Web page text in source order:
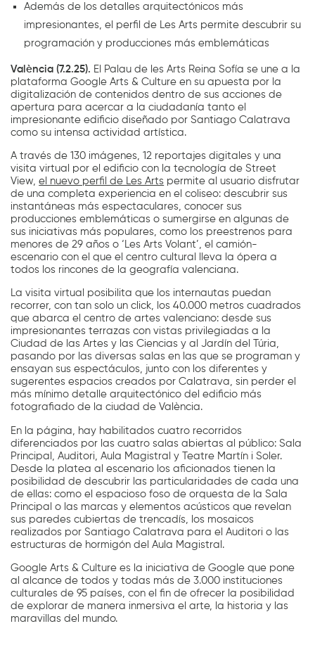
Además de los detalles arquitectónicos más
impresionantes, el perfil de Les Arts permite descubrir su
programación y producciones más emblemáticas
València (7.2.25). El Palau de les Arts Reina Sofía se une a la
plataforma Google Arts & Culture en su apuesta por la
digitalización de contenidos dentro de sus acciones de
apertura para acercar a la ciudadanía tanto el
impresionante edificio diseñado por Santiago Calatrava
como su intensa actividad artística.
A través de 130 imágenes, 12 reportajes digitales y una
visita virtual por el edificio con la tecnología de Street
View,el nuevo perfil de Les Arts permite al usuario disfrutar
de una completa experiencia en el coliseo: descubrir sus
instantáneas más espectaculares, conocer sus
producciones emblemáticas o sumergirse en algunas de
sus iniciativas más populares, como los preestrenos para
menores de 29 años o ‘Les Arts Volant’, el camión-
escenario con el que el centro cultural lleva la ópera a
todos los rincones de la geografía valenciana.
La visita virtual posibilita que los internautas puedan
recorrer, con tan solo un click, los 40.000 metros cuadrados
que abarca el centro de artes valenciano: desde sus
impresionantes terrazas con vistas privilegiadas a la
Ciudad de las Artes y las Ciencias y al Jardín del Túria,
pasando por las diversas salas en las que se programan y
ensayan sus espectáculos, junto con los diferentes y
sugerentes espacios creados por Calatrava, sin perder el
más mínimo detalle arquitectónico del edificio más
fotografiado de la ciudad de València.
En la página, hay habilitados cuatro recorridos
diferenciados por las cuatro salas abiertas al público: Sala
Principal, Auditori, Aula Magistral y Teatre Martín i Soler.
Desde la platea al escenario los aficionados tienen la
posibilidad de descubrir las particularidades de cada una
de ellas: como el espacioso foso de orquesta de la Sala
Principal o las marcas y elementos acústicos que revelan
sus paredes cubiertas de trencadís, los mosaicos
realizados por Santiago Calatrava para el Auditori o las
estructuras de hormigón del Aula Magistral.
Google Arts & Culture es la iniciativa de Google que pone
al alcance de todos y todas más de 3.000 instituciones
culturales de 95 países, con el fin de ofrecer la posibilidad
de explorar de manera inmersiva el arte, la historia y las
maravillas del mundo.